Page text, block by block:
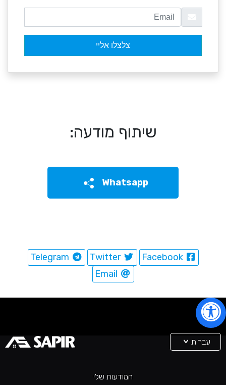
שיתוף מודעה:
Whatsapp
Facebook
Twitter
המודעות שלי
עברית